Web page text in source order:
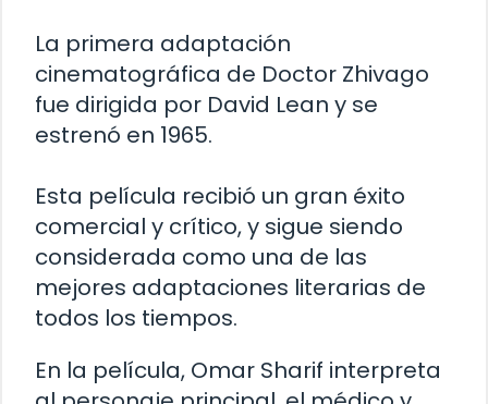
La primera adaptación
cinematográfica de Doctor Zhivago
fue dirigida por David Lean y se
estrenó en 1965.
Esta película recibió un gran éxito
comercial y crítico, y sigue siendo
considerada como una de las
mejores adaptaciones literarias de
todos los tiempos.
En la película, Omar Sharif interpreta